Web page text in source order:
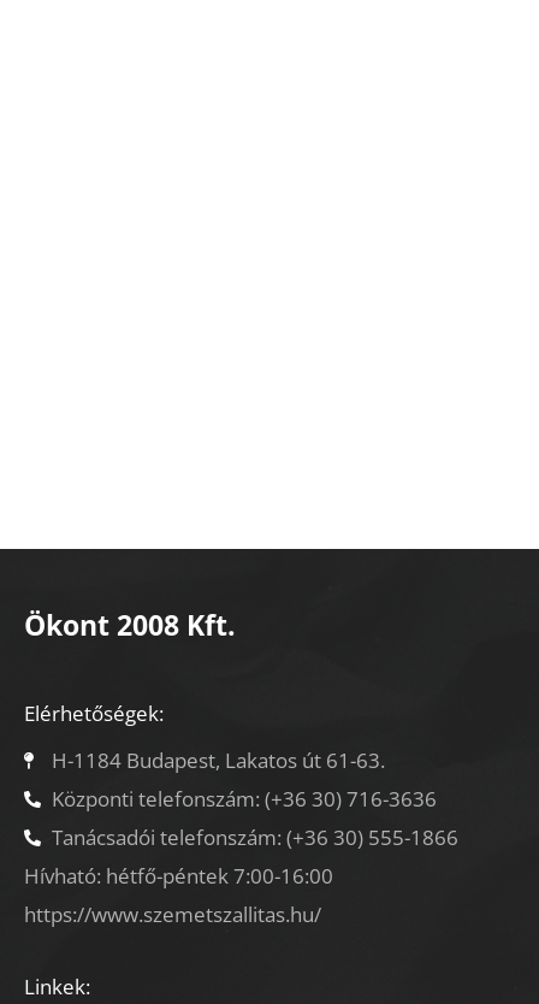
Ökont 2008 Kft.
Elérhetőségek:
H-1184 Budapest, Lakatos út 61-63.
Központi telefonszám: (+36 30) 716-3636
Tanácsadói telefonszám: (+36 30) 555-1866
Hívható: hétfő-péntek 7:00-16:00
https://www.szemetszallitas.hu/
Linkek: